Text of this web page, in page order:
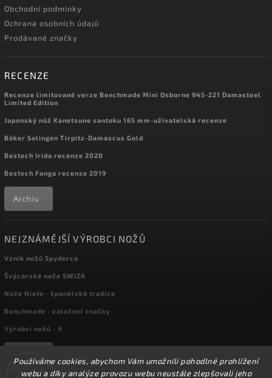
Používáme cookies, abychom Vám umožnili pohodlné prohlížení
webu a díky analýze provozu webu neustále zlepšovali jeho
Obchodní podmínky
Ochrana osobních údajů
Prodávané značky
RECENZE
Recenze limitované verze Benchmade Mini Osborne 945-221 Damasteel
Limited Edition
Japonský nůž Kanetsune santoku 165 mm-uživatelská recenze
Böker Solingen Tirpitz-Damascus Gold
Bestech Irida recenze 2020
Bestech Fanga recenze 2019
Archiv
NEJZNÁMĚJŠÍ VÝROBCI NOŽŮ
Vznik nožů Spyderco
Švýcarské nože SWIZA
Nože Nieto - španělská tradice
Benchmade - založení značky
Výrobci nožů - X